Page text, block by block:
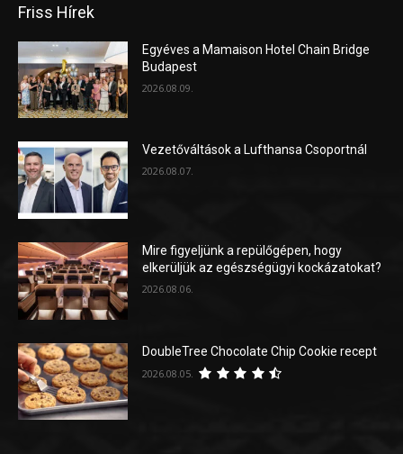
Friss Hírek
Egyéves a Mamaison Hotel Chain Bridge
Budapest
2026.08.09.
Vezetőváltások a Lufthansa Csoportnál
2026.08.07.
Mire figyeljünk a repülőgépen, hogy
elkerüljük az egészségügyi kockázatokat?
2026.08.06.
DoubleTree Chocolate Chip Cookie recept
2026.08.05.